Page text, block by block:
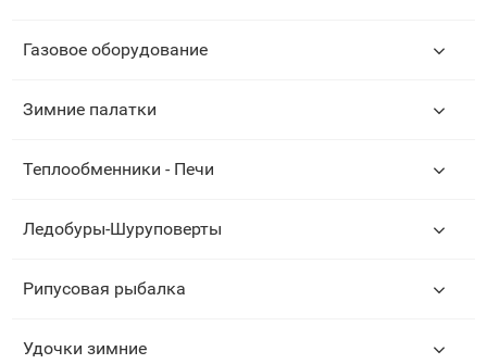
Газовое оборудование
Зимние палатки
Теплообменники - Печи
Ледобуры-Шуруповерты
Рипусовая рыбалка
Удочки зимние